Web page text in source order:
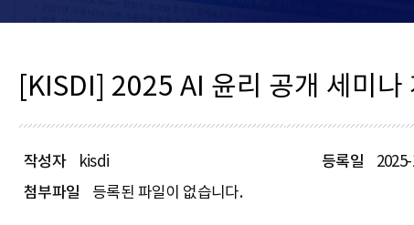
[KISDI] 2025 AI 윤리 공개 세미
작성자 kisdi 등록일
첨부파일
등록된 파일이 없습니다.